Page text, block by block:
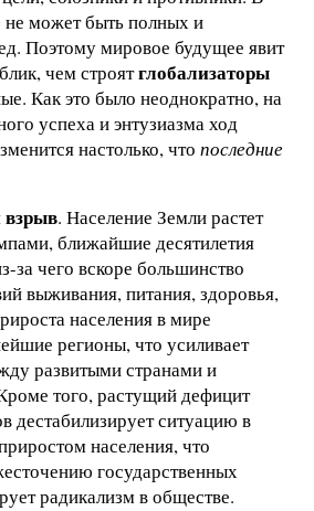
не может быть полных и
Поэтому мировое будущее явит
чем строятглобализаторы
Как это было неоднократно, на
успеха и энтузиазма ход
настолько, что последние
. Население Земли растет
ближайшие десятилетия
за чего вскоре большинство
выживания, питания, здоровья,
населения в мире
регионы, что усиливает
развитыми странами и
того, растущий дефицит
дестабилизирует ситуацию в
населения, что
государственных
радикализм в обществе.